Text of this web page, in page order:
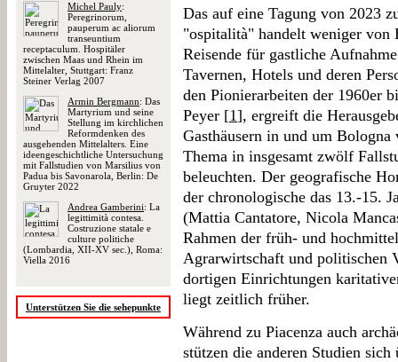
Michel Pauly:
Peregrinorum,
pauperum ac aliorum
transeuntium
receptaculum. Hospitäler
zwischen Maas und Rhein im
Mittelalter, Stuttgart: Franz
Steiner Verlag 2007
Armin Bergmann: Das
Martyrium und seine
Stellung im kirchlichen
Reformdenken des
ausgehenden Mittelalters. Eine
ideengeschichtliche Untersuchung
mit Fallstudien von Marsilius von
Padua bis Savonarola, Berlin: De
Gruyter 2022
Andrea Gamberini: La
legittimità contesa.
Costruzione statale e
culture politiche
(Lombardia, XII-XV sec.), Roma:
Viella 2016
Unterstützen Sie die sehepunkte
Das auf eine Tagung von 2023
"ospitalità" handelt weniger von
Reisende für gastliche
Tavernen, Hotels und deren
den Pionierarbeiten der 1960er
Peyer [1], ergreift die
Gasthäusern in und um Bologna
Thema in insgesamt zwölf
beleuchten. Der geografische
der chronologische das 13.-15.
(Mattia Cantatore, Nicola
Rahmen der früh- und
Agrarwirtschaft und politischen
dortigen Einrichtungen
liegt zeitlich früher.
Während zu Piacenza auch
stützen die anderen Studien